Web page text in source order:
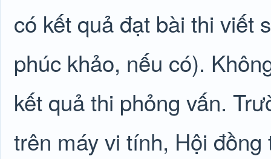
có kết quả đạt bài thi viết
phúc khảo, nếu có).
kết quả thi phỏng vấn.
trên máy vi tính, Hội